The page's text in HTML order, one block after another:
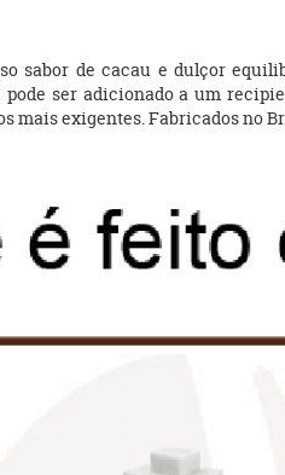
sabor de cacau e dulçor
ser adicionado a um
mais exigentes. Fabricados no